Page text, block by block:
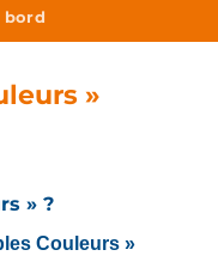
bord
»
» ?
Couleurs »